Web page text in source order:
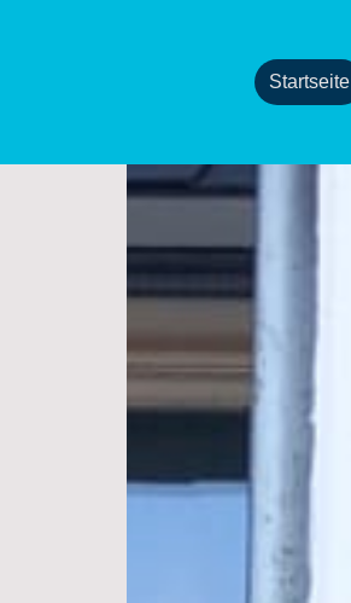
Startseite